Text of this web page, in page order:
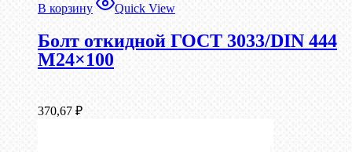
В корзину Quick View
Болт откидной ГОСТ 3033/DIN 444
М24×100
370,67 ₽